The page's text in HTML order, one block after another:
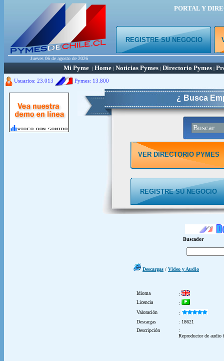
PORTAL Y
REGISTRE SU NEGOCIO
Jueves 06 de agosto de 2026
Mi Pyme | Home | Noticias Pymes | Directorio Pymes |
Usuarios: 23.013 Pymes: 13.800
¿ Busca
VER DIRECTORIO PYMES
REGISTRE SU NEGOCIO
Buscador
Descargas / Video y Audio
Idioma
:
Licencia
:
Valoración
:
Descargas
: 18621
Descripción
:
Reproductor de